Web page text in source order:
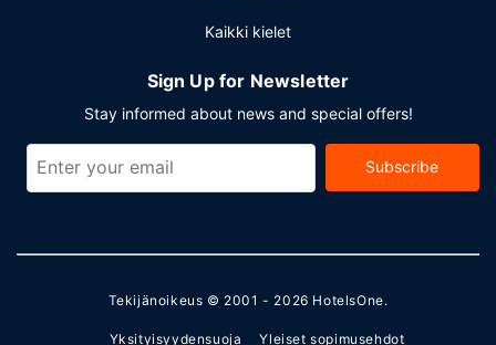
Kaikki kielet
Sign Up for Newsletter
Stay informed about news and special offers!
Subscribe
Tekijänoikeus © 2001 - 2026 HotelsOne.
Yksityisyydensuoja Yleiset sopimusehdot